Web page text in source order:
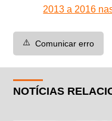
2013 a 2016
⚠️ Comunicar erro
NOTÍCIAS